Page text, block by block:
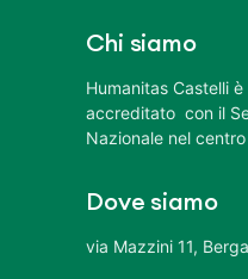
Chi siamo
Humanitas Castelli
accreditato con il
Nazionale nel
Dove siamo
via Mazzini 11,